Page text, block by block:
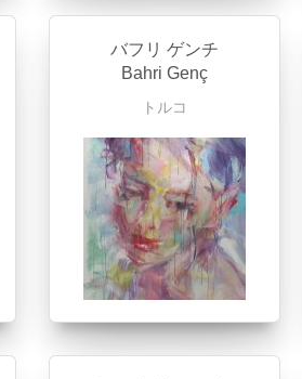
バフリ ゲンチ
Bahri Genç
トルコ